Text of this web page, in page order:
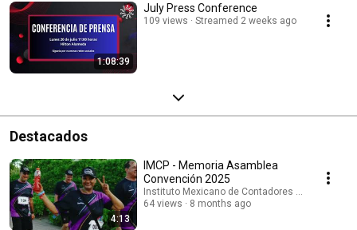
1:08:39
July Press Conference
109 views Streamed 2 weeks ago
Destacados
4:13
IMCP - Memoria Asamblea
Convención 2025
Instituto Mexicano de Contadores Públicos
64 views
8 months ago